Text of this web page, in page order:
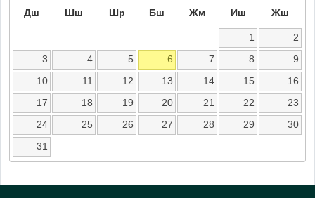
Дш Шш Шр Бш Жм Иш Жш
1
2
3
4 5 6 7 8
9
10
11 12 13 14 15
16
17
18 19 20 21 22
23
24
25 26 27 28 29
30
31